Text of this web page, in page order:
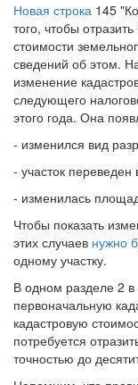
Новая строка 145
того, чтобы
стоимости
сведений об этом.
изменение
следующего
этого года. Она
- изменился вид
- участок
- изменилась
Чтобы показать
этих случаев нужно
одному участку.
В одном разделе 2 в
первоначальную
кадастровую
потребуется
точностью до